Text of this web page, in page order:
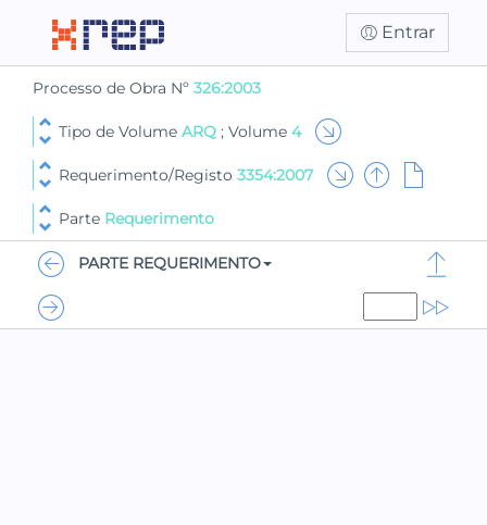
Entrar
Processo de Obra Nº 326:2003
Tipo de Volume ARQ ; Volume 4
Requerimento/Registo 3354:2007
Parte Requerimento
PARTE REQUERIMENTO